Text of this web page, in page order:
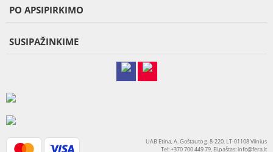
PO APSIPIRKIMO
SUSIPAŽINKIME
UAB Etina, A. Goštauto g. 8-220, LT-01108 Vilnius
Tel: +370 700 449 79, El.paštas:info@fera.lt